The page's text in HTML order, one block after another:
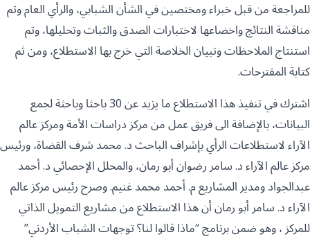
للمراجعة من قبل خبراء ومختصين في الشأن الشبابي، والرأي العام وتم
مناقشة النتائج واخضاعها لاختبارات الصدق والثبات وتحليلها، وتم
استنتاج الملاحظات وتبيان الخلاصة التي خرج بها الاستطلاع، ومن ثم
كتابة المقترحات.
اشترك في تنفيذ هذا الاستطلاع ما يزيد عن 30 باحثا وباحثة لجمع
البيانات، بالإضافة الى فريق عمل من مركز دراسات الأمة ومركز عالم
الآراء لاستطلاعات الرأي بإشراف الباحث د. محمد شرف القضاة، ورئيس
مركز عالم الآراء د. سامر رضوان أبو رمان، والمحلل الإحصائي د. أحمد
عبدالجواد ومدير المشاريع م. أحمد محمد غنيم. وصرح رئيس مركز عالم
الآراء د. سامر أبو رمان أن هذا الاستطلاع من مشاريع التمويل الذاتي
للمركز ، وهو ضمن برنامج “ماذا قالوا لنا؟ توجهات الشباب الأردني”